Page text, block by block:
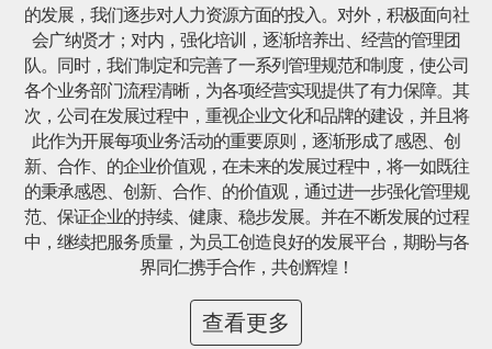
的发展，我们逐步对人力资源方面的投入。对外，积极面向社
会广纳贤才；对内，强化培训，逐渐培养出、经营的管理团
队。同时，我们制定和完善了一系列管理规范和制度，使公司
各个业务部门流程清晰，为各项经营实现提供了有力保障。其
次，公司在发展过程中，重视企业文化和品牌的建设，并且将
此作为开展每项业务活动的重要原则，逐渐形成了感恩、创
新、合作、的企业价值观，在未来的发展过程中，将一如既往
的秉承感恩、创新、合作、的价值观，通过进一步强化管理规
范、保证企业的持续、健康、稳步发展。并在不断发展的过程
中，继续把服务质量，为员工创造良好的发展平台，期盼与各
界同仁携手合作，共创辉煌！
查看更多